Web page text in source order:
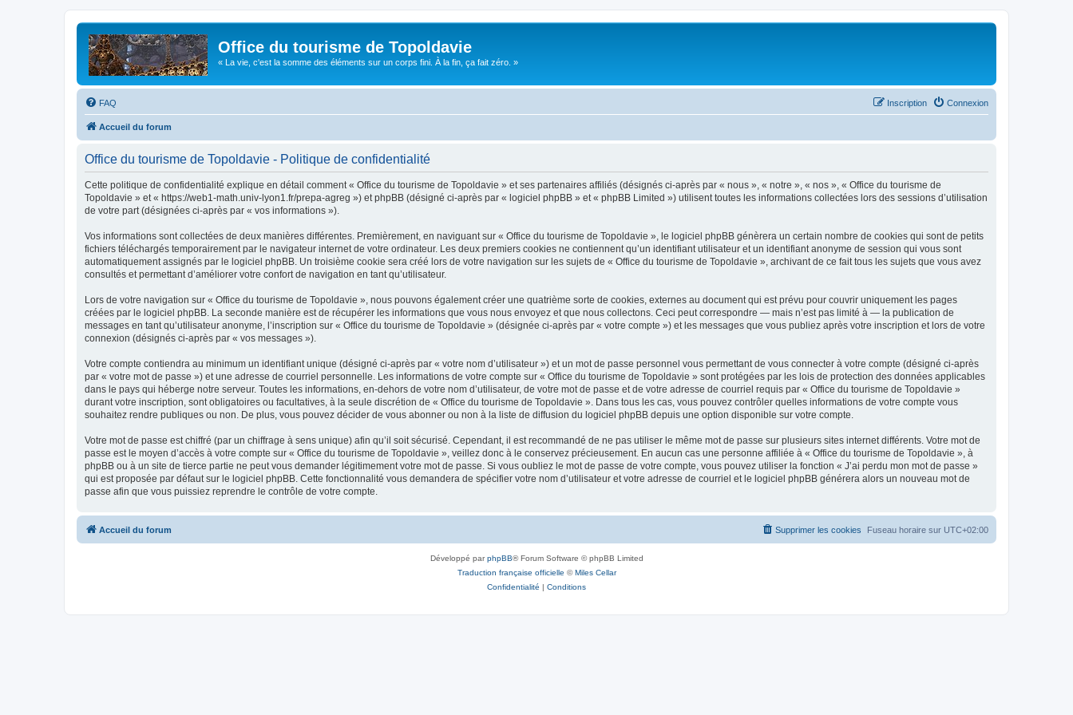
Office du tourisme de Topoldavie
« La vie, c'est la somme des éléments sur un corps fini. À la fin, ça fait zéro. »
FAQ Connexion
Inscription
Accueil du forum
Office du tourisme de Topoldavie - Politique de confidentialité
Cette politique de confidentialité explique en détail comment « Office du tourisme de Topoldavie » et ses partenaires affiliés (désignés ci-après par « nous », « notre », « nos », « Office du tourisme de
Topoldavie » et « https://web1-math.univ-lyon1.fr/prepa-agreg ») et phpBB (désigné ci-après par « logiciel phpBB » et « phpBB Limited ») utilisent toutes les informations collectées lors des sessions d’utilisation
de votre part (désignées ci-après par « vos informations »).
Vos informations sont collectées de deux manières différentes. Premièrement, en naviguant sur « Office du tourisme de Topoldavie », le logiciel phpBB génèrera un certain nombre de cookies qui sont de petits
fichiers téléchargés temporairement par le navigateur internet de votre ordinateur. Les deux premiers cookies ne contiennent qu’un identifiant utilisateur et un identifiant anonyme de session qui vous sont
automatiquement assignés par le logiciel phpBB. Un troisième cookie sera créé lors de votre navigation sur les sujets de « Office du tourisme de Topoldavie », archivant de ce fait tous les sujets que vous avez
consultés et permettant d’améliorer votre confort de navigation en tant qu’utilisateur.
Lors de votre navigation sur « Office du tourisme de Topoldavie », nous pouvons également créer une quatrième sorte de cookies, externes au document qui est prévu pour couvrir uniquement les pages
créées par le logiciel phpBB. La seconde manière est de récupérer les informations que vous nous envoyez et que nous collectons. Ceci peut correspondre — mais n’est pas limité à — la publication de
messages en tant qu’utilisateur anonyme, l’inscription sur « Office du tourisme de Topoldavie » (désignée ci-après par « votre compte ») et les messages que vous publiez après votre inscription et lors de votre
connexion (désignés ci-après par « vos messages »).
Votre compte contiendra au minimum un identifiant unique (désigné ci-après par « votre nom d’utilisateur ») et un mot de passe personnel vous permettant de vous connecter à votre compte (désigné ci-après
par « votre mot de passe ») et une adresse de courriel personnelle. Les informations de votre compte sur « Office du tourisme de Topoldavie » sont protégées par les lois de protection des données applicables
dans le pays qui héberge notre serveur. Toutes les informations, en-dehors de votre nom d’utilisateur, de votre mot de passe et de votre adresse de courriel requis par « Office du tourisme de Topoldavie »
durant votre inscription, sont obligatoires ou facultatives, à la seule discrétion de « Office du tourisme de Topoldavie ». Dans tous les cas, vous pouvez contrôler quelles informations de votre compte vous
souhaitez rendre publiques ou non. De plus, vous pouvez décider de vous abonner ou non à la liste de diffusion du logiciel phpBB depuis une option disponible sur votre compte.
Votre mot de passe est chiffré (par un chiffrage à sens unique) afin qu’il soit sécurisé. Cependant, il est recommandé de ne pas utiliser le même mot de passe sur plusieurs sites internet différents. Votre mot de
passe est le moyen d’accès à votre compte sur « Office du tourisme de Topoldavie », veillez donc à le conservez précieusement. En aucun cas une personne affiliée à « Office du tourisme de Topoldavie », à
phpBB ou à un site de tierce partie ne peut vous demander légitimement votre mot de passe. Si vous oubliez le mot de passe de votre compte, vous pouvez utiliser la fonction « J’ai perdu mon mot de passe »
qui est proposée par défaut sur le logiciel phpBB. Cette fonctionnalité vous demandera de spécifier votre nom d’utilisateur et votre adresse de courriel et le logiciel phpBB générera alors un nouveau mot de
passe afin que vous puissiez reprendre le contrôle de votre compte.
Accueil du forum Fuseau horaire sur UTC+02:00
Supprimer les cookies
Développé parphpBB® Forum Software © phpBB Limited
Traduction française officielle ©Miles Cellar
Confidentialité | Conditions